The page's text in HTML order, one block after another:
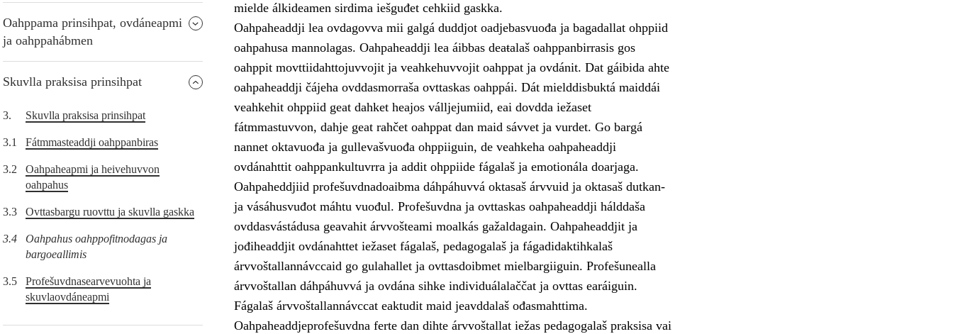
Oahppama prinsihpat, ovdáneapmi
ja oahppahábmen
Skuvlla praksisa prinsihpat
3. Skuvlla praksisa prinsihpat
3.1 Fátmmasteaddji oahppanbiras
3.2
Oahpaheapmi ja heivehuvvon
oahpahus
3.3 Ovttasbargu ruovttu ja skuvlla gaskka
3.4
Oahpahus oahppofitnodagas ja
bargoeallimis
3.5
Profešuvdnasearvevuohta ja
skuvlaovdáneapmi
mielde álkideamen sirdima iešguđet cehkiid gaskka.
Oahpaheaddji lea ovdagovva mii galgá duddjot oadjebasvuođa ja bagadallat ohppiid
oahpahusa mannolagas. Oahpaheaddji lea áibbas deaŧalaš oahppanbirrasis gos
oahppit movttiidahttojuvvojit ja veahkehuvvojit oahppat ja ovdánit. Dat gáibida ahte
oahpaheaddji čájeha ovddasmorraša ovttaskas oahppái. Dát mielddisbuktá maiddái
veahkehit ohppiid geat dahket heajos válljejumiid, eai dovdda iežaset
fátmmastuvvon, dahje geat rahčet oahppat dan maid sávvet ja vurdet. Go bargá
nannet oktavuođa ja gullevašvuođa ohppiiguin, de veahkeha oahpaheaddji
ovdánahttit oahppankultuvrra ja addit ohppiide fágalaš ja emotionála doarjaga.
Oahpaheddjiid profešuvdnadoaibma dáhpáhuvvá oktasaš árvvuid ja oktasaš dutkan-
ja vásáhusvuđot máhtu vuođul. Profešuvdna ja ovttaskas oahpaheaddji hálddaša
ovddasvástádusa geavahit árvvošteami moalkás gažaldagain. Oahpaheaddjit ja
jođiheaddjit ovdánahttet iežaset fágalaš, pedagogalaš ja fágadidaktihkalaš
árvvoštallannávccaid go gulahallet ja ovttasdoibmet mielbargiiguin. Profešunealla
árvvoštallan dáhpáhuvvá ja ovdána sihke individuálalaččat ja ovttas earáiguin.
Fágalaš árvvoštallannávccat eaktudit maid jeavddalaš ođasmahttima.
Oahpaheaddjeprofešuvdna ferte dan dihte árvvoštallat iežas pedagogalaš praksisa vai